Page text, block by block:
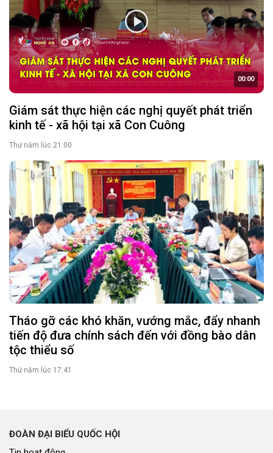
00:00
Giám sát thực hiện các nghị quyết phát triển
kinh tế - xã hội tại xã Con Cuông
Thứ năm lúc 21:00
Tháo gỡ các khó khăn, vướng mắc, đẩy nhanh
tiến độ đưa chính sách đến với đồng bào dân
tộc thiểu số
Thứ năm lúc 17:41
ĐOÀN ĐẠI BIỂU QUỐC HỘI